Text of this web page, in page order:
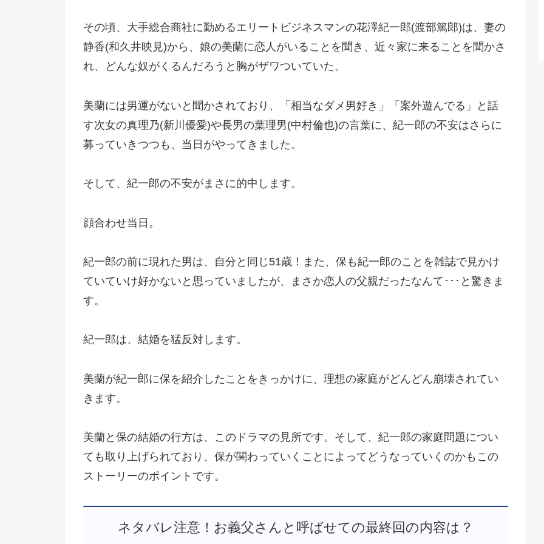
その頃、大手総合商社に勤めるエリートビジネスマンの花澤紀一郎(渡部篤郎)は、妻の
静香(和久井映見)から、娘の美蘭に恋人がいることを聞き、近々家に来ることを聞かさ
れ、どんな奴がくるんだろうと胸がザワついていた。
美蘭には男運がないと聞かされており、「相当なダメ男好き」「案外遊んでる」と話
す次女の真理乃(新川優愛)や長男の葉理男(中村倫也)の言葉に、紀一郎の不安はさらに
募っていきつつも、当日がやってきました。
そして、紀一郎の不安がまさに的中します。
顔合わせ当日。
紀一郎の前に現れた男は、自分と同じ51歳！また、保も紀一郎のことを雑誌で見かけ
ていていけ好かないと思っていましたが、まさか恋人の父親だったなんて･･･と驚きま
す。
紀一郎は、結婚を猛反対します。
美蘭が紀一郎に保を紹介したことをきっかけに、理想の家庭がどんどん崩壊されてい
きます。
美蘭と保の結婚の行方は、このドラマの見所です。そして、紀一郎の家庭問題につい
ても取り上げられており、保が関わっていくことによってどうなっていくのかもこの
ストーリーのポイントです。
ネタバレ注意！お義父さんと呼ばせての最終回の内容は？